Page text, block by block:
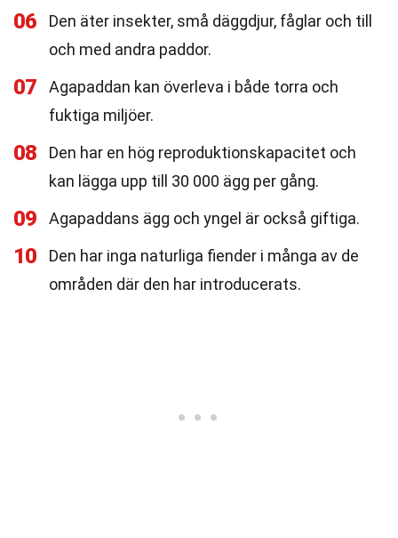
06
Den äter insekter, små däggdjur, fåglar och till
och med andra paddor.
07
Agapaddan kan överleva i både torra och
fuktiga miljöer.
08
Den har en hög reproduktionskapacitet och
kan lägga upp till 30 000 ägg per gång.
09 Agapaddans ägg och yngel är också giftiga.
10
Den har inga naturliga fiender i många av de
områden där den har introducerats.